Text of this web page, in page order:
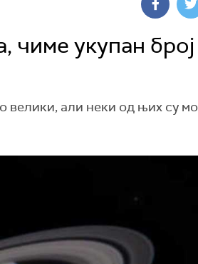
чиме укупан
велики, али неки од њих су